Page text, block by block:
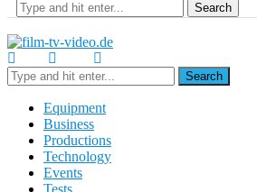
Search
Search
Equipment
Business
Productions
Technology
Events
Tests